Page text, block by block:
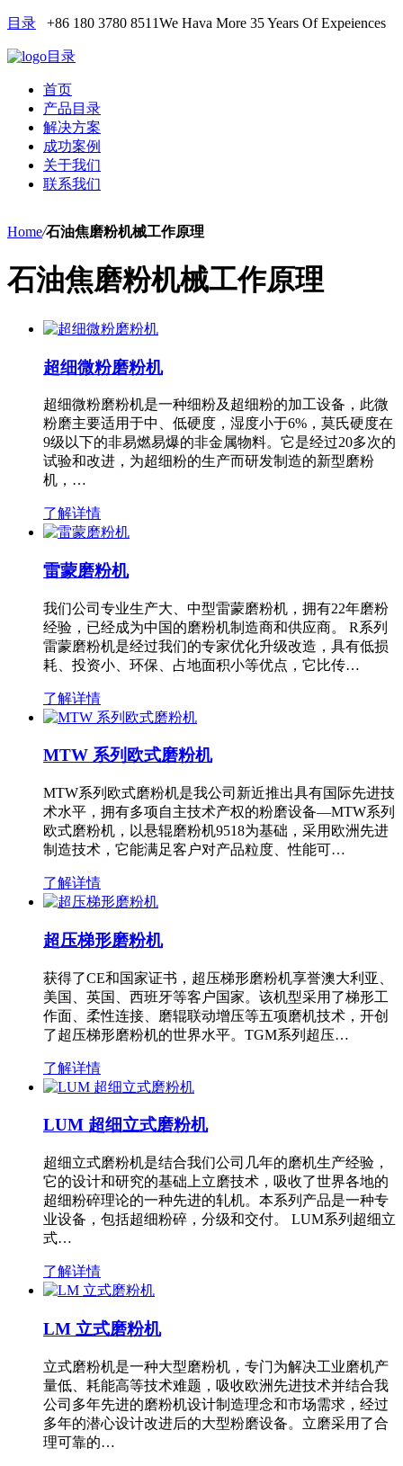
目录 +86 180 3780 8511We Hava More 35 Years Of Expeiences
目录
首页
产品目录
解决方案
成功案例
关于我们
联系我们
Home/石油焦磨粉机械工作原理
石油焦磨粉机械工作原理
超细微粉磨粉机
超细微粉磨粉机是一种细粉及超细粉的加工设备，此微
粉磨主要适用于中、低硬度，湿度小于6%，莫氏硬度在
9级以下的非易燃易爆的非金属物料。它是经过20多次的
试验和改进，为超细粉的生产而研发制造的新型磨粉
机，…
了解详情
雷蒙磨粉机
我们公司专业生产大、中型雷蒙磨粉机，拥有22年磨粉
经验，已经成为中国的磨粉机制造商和供应商。 R系列
雷蒙磨粉机是经过我们的专家优化升级改造，具有低损
耗、投资小、环保、占地面积小等优点，它比传…
了解详情
MTW 系列欧式磨粉机
MTW系列欧式磨粉机是我公司新近推出具有国际先进技
术水平，拥有多项自主技术产权的粉磨设备—MTW系列
欧式磨粉机，以悬辊磨粉机9518为基础，采用欧洲先进
制造技术，它能满足客户对产品粒度、性能可…
了解详情
超压梯形磨粉机
获得了CE和国家证书，超压梯形磨粉机享誉澳大利亚、
美国、英国、西班牙等客户国家。该机型采用了梯形工
作面、柔性连接、磨辊联动增压等五项磨机技术，开创
了超压梯形磨粉机的世界水平。TGM系列超压…
了解详情
LUM 超细立式磨粉机
超细立式磨粉机是结合我们公司几年的磨机生产经验，
它的设计和研究的基础上立磨技术，吸收了世界各地的
超细粉碎理论的一种先进的轧机。本系列产品是一种专
业设备，包括超细粉碎，分级和交付。 LUM系列超细立
式…
了解详情
LM 立式磨粉机
立式磨粉机是一种大型磨粉机，专门为解决工业磨机产
量低、耗能高等技术难题，吸收欧洲先进技术并结合我
公司多年先进的磨粉机设计制造理念和市场需求，经过
多年的潜心设计改进后的大型粉磨设备。立磨采用了合
理可靠的…